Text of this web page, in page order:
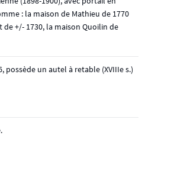
: la maison de Mathieu de 1770
+/- 1730, la maison Quoilin de
possède un autel à retable (XVIIIe s.)